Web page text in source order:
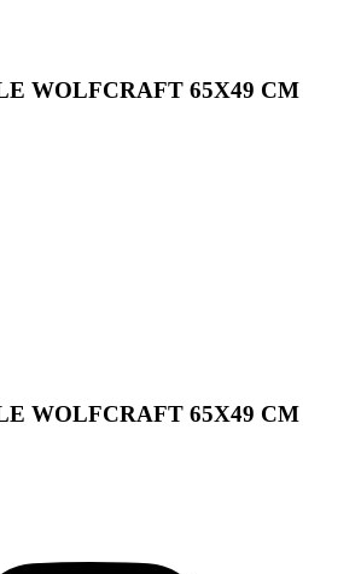
WOLFCRAFT 65X49 CM
WOLFCRAFT 65X49 CM